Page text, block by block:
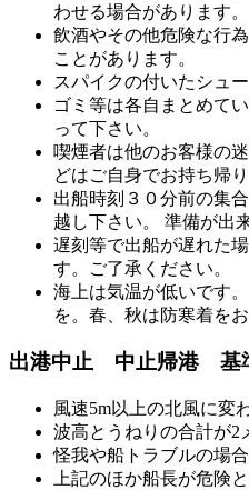
わせる場合があります
飲酒やその他危険な行
ことがあります。
スパイクの付いたシュ
ゴミ等は各自まとめて
って下さい。
喫煙者は他のお客様の
どはご自身でお持ち帰り
出船時刻３０分前の集
越し下さい。 準備が出
遅刻等で出船が遅れた
す。ご了承ください。
海上は気温が低いです
を。春、秋は防寒着を
出港中止 中止帰港 基
風速5m以上の北風に変
波高とうねりの合計が2
怪我や船トラブルの場合
上記のほか船長が危険